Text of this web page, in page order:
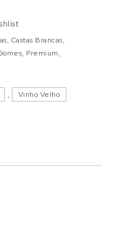
, Castas Brancas,
, Premium,
, Vinho Velho